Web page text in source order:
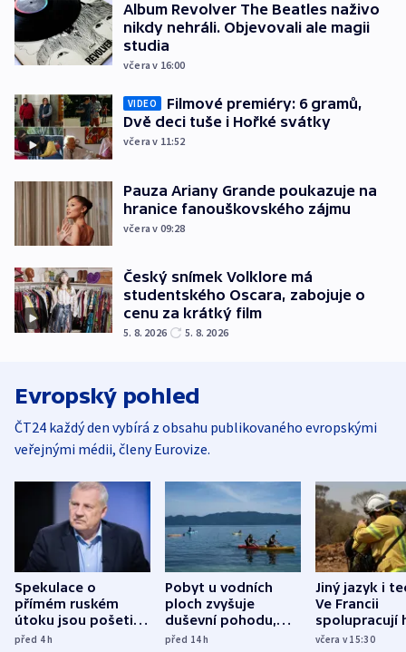
Album Revolver The Beatles naživo
nikdy nehráli. Objevovali ale magii
studia
včera v 16:00
VIDEO
Filmové premiéry: 6 gramů,
Dvě deci tuše i Hořké svátky
včera v 11:52
Pauza Ariany Grande poukazuje na
hranice fanouškovského zájmu
včera v 09:28
Český snímek Volklore má
studentského Oscara, zabojuje o
cenu za krátký film
5. 8. 2026 5. 8. 2026
Evropský pohled
ČT24 každý den vybírá z obsahu publikovaného evropskými
veřejnými médii, členy Eurovize.
Spekulace o
přímém ruském
útoku jsou pošetilé,
míní estonský
před 4h
Pobyt u vodních
ploch zvyšuje
duševní pohodu,
ukázala
před 14h
Jiný jazyk i
Ve Francii
spolupracují
různých zemí
včera v 15:30